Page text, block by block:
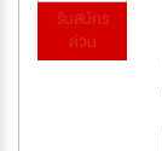
รับสมัคร
ด่วน